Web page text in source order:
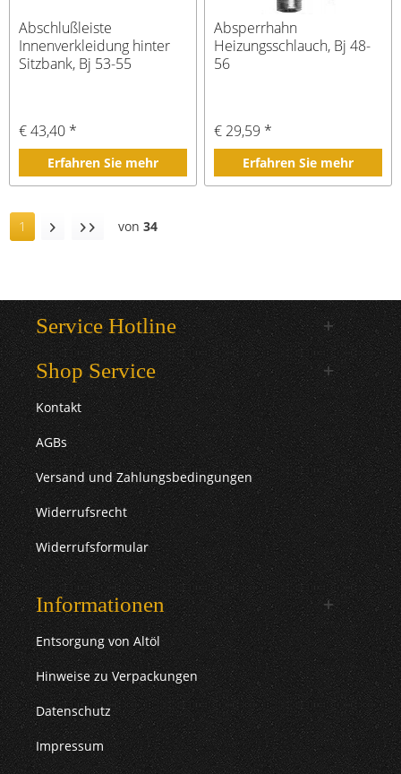
Abschlußleiste
Innenverkleidung hinter
Sitzbank, Bj 53-55
€ 43,40 *
Erfahren Sie mehr
Absperrhahn
Heizungsschlauch, Bj 48-
56
€ 29,59 *
Erfahren Sie mehr
1 von 34
Service Hotline
Shop Service
Kontakt
AGBs
Versand und Zahlungsbedingungen
Widerrufsrecht
Widerrufsformular
Informationen
Entsorgung von Altöl
Hinweise zu Verpackungen
Datenschutz
Impressum